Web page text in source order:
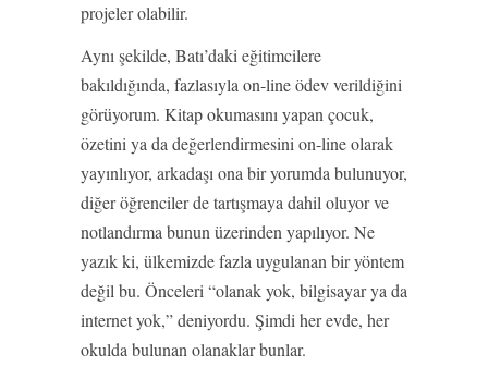
projeler olabilir.
Aynı şekilde, Batı’daki eğitimcilere
bakıldığında, fazlasıyla on-line ödev verildiğini
görüyorum. Kitap okumasını yapan çocuk,
özetini ya da değerlendirmesini on-line olarak
yayınlıyor, arkadaşı ona bir yorumda bulunuyor,
diğer öğrenciler de tartışmaya dahil oluyor ve
notlandırma bunun üzerinden yapılıyor. Ne
yazık ki, ülkemizde fazla uygulanan bir yöntem
değil bu. Önceleri “olanak yok, bilgisayar ya da
internet yok,” deniyordu. Şimdi her evde, her
okulda bulunan olanaklar bunlar.